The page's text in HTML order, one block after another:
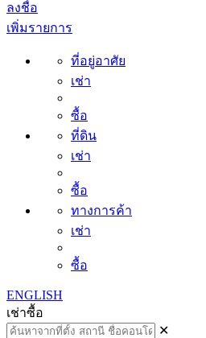
ลงชื่อ
เพิ่มรายการ
ที่อยู่อาศัย
เช่า
ซื้อ
ที่ดิน
เช่า
ซื้อ
ทางการค้า
เช่า
ซื้อ
ENGLISH
เช่าซื้อ
✕